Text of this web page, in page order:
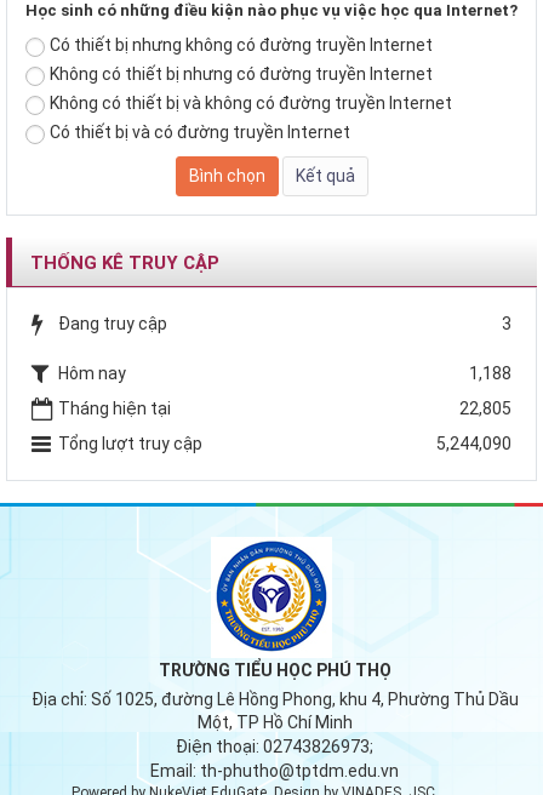
Học sinh có những điều kiện nào phục vụ việc học qua Internet?
Có thiết bị nhưng không có đường truyền Internet
Không có thiết bị nhưng có đường truyền Internet
Không có thiết bị và không có đường truyền Internet
Có thiết bị và có đường truyền Internet
THỐNG KÊ TRUY CẬP
Đang truy cập 3
Hôm nay
1,188
Tháng hiện tại
22,805
Tổng lượt truy cập
5,244,090
TRƯỜNG TIỂU HỌC PHÚ THỌ
Địa chỉ: Số 1025, đường Lê Hồng Phong, khu 4, Phường Thủ Dầu
Một, TP Hồ Chí Minh
Điện thoại: 02743826973;
Email: th-phutho@tptdm.edu.vn